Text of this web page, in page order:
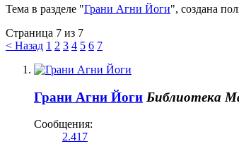
Тема в разделе "Грани Агни Йоги", создана
Страница 7 из 7
< Назад 1 2 3 4 5 6 7
Грани Агни Йоги Библиотека
Сообщения:
2.417